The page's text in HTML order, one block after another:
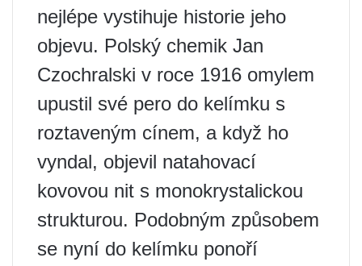
nejlépe vystihuje historie jeho
objevu. Polský chemik Jan
Czochralski v roce 1916 omylem
upustil své pero do kelímku s
roztaveným cínem, a když ho
vyndal, objevil natahovací
kovovou nit s monokrystalickou
strukturou. Podobným způsobem
se nyní do kelímku ponoří